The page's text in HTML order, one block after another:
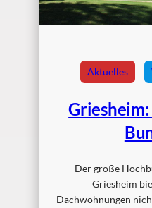
Aktuelles
Der große
Griesheim
Dachwohnungen